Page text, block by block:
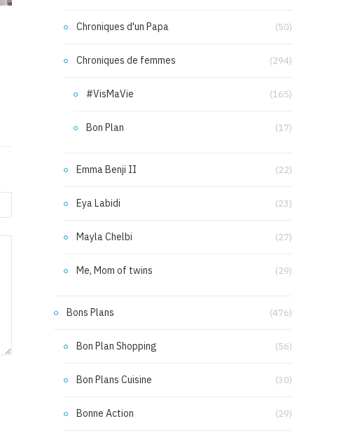
Chroniques d'un Papa (50)
Chroniques de femmes (294)
#VisMaVie (165)
Bon Plan (17)
Emma Benji II (22)
Eya Labidi (23)
Mayla Chelbi (27)
Me, Mom of twins (29)
Bons Plans (476)
Bon Plan Shopping (56)
Bon Plans Cuisine (30)
Bonne Action (29)